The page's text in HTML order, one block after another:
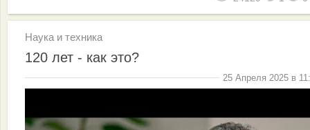
Наука и техника
120 лет - как это?
25 Апреля 2025 в